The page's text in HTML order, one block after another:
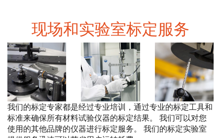
现场和实验室标定服务
我们的标定专家都是经过专业培训，通过专业的标定工具和
标准来确保所有材料试验仪器的标定结果。 我们可以对您
使用的其他品牌的仪器进行标定服务。 我们的标定实验室